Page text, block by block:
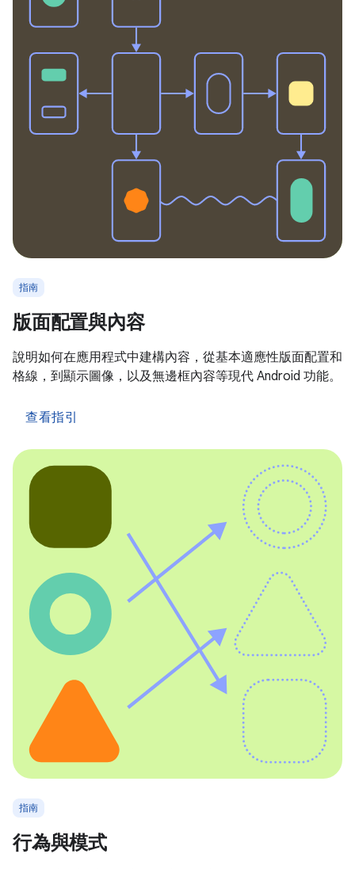
指南
版面配置與內容
說明如何在應用程式中建構內容，從基本適應性版面配置和
格線，到顯示圖像，以及無邊框內容等現代 Android 功能。
查看指引
指南
行為與模式